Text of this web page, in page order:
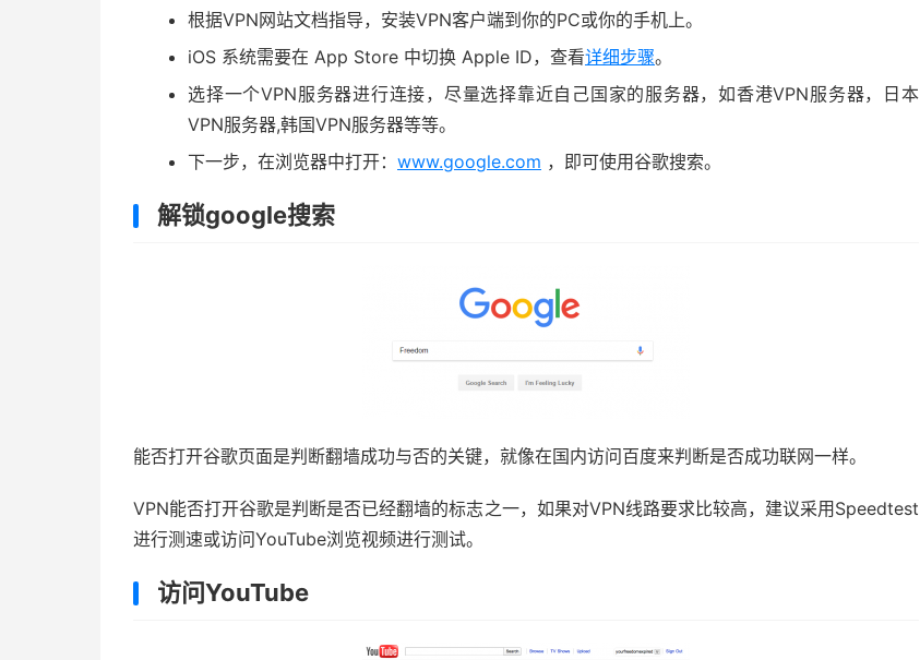
根据VPN网站文档指导，安装VPN客户端到你的PC或你的手机上。
iOS 系统需要在 App Store 中切换 Apple ID，查看详细步骤。
选择一个VPN服务器进行连接，尽量选择靠近自己国家的服务器，如香港VPN服务器，日本
VPN服务器,韩国VPN服务器等等。
下一步，在浏览器中打开： www.google.com ，即可使用谷歌搜索。
解锁google搜索
能否打开谷歌页面是判断翻墙成功与否的关键，就像在国内访问百度来判断是否成功联网一样。
VPN能否打开谷歌是判断是否已经翻墙的标志之一，如果对VPN线路要求比较高，建议采用Speedtest
进行测速或访问YouTube浏览视频进行测试。
访问YouTube